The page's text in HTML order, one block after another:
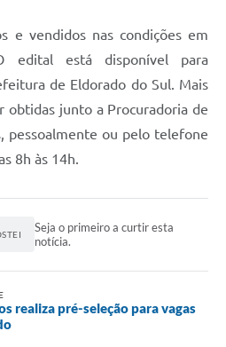
e vendidos nas condições em
edital está disponível para
de Eldorado do Sul. Mais
obtidas junto a Procuradoria de
pessoalmente ou pelo telefone
8h às 14h.
Seja o primeiro a curtir esta
notícia.
realiza pré-seleção para vagas